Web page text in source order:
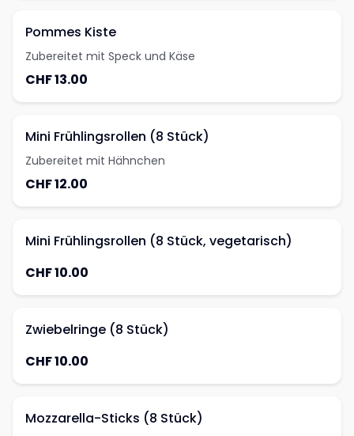
Pommes Kiste
Zubereitet mit Speck und Käse
CHF 13.00
Mini Frühlingsrollen (8 Stück)
Zubereitet mit Hähnchen
CHF 12.00
Mini Frühlingsrollen (8 Stück, vegetarisch)
CHF 10.00
Zwiebelringe (8 Stück)
CHF 10.00
Mozzarella-Sticks (8 Stück)